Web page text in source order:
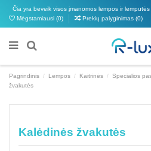
Čia yra beveik visos įmanomos lempos ir lemputės
Mėgstamiausi (0) Prekių palyginimas (0)
Pagrindinis Lempos Kaitrinės Specialios
žvakutės
Kalėdinės žvakutės